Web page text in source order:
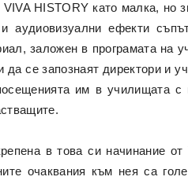
HISTORY като малка, но
аудиовизуални ефекти
заложен в програмата на
се запознаят директори и
им в училищата
в това си начинание
очаквания към нея са